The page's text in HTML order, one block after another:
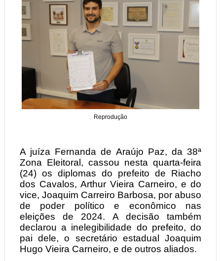
Reprodução
A juíza Fernanda de Araújo Paz, da 38ª
Zona Eleitoral, cassou nesta quarta-feira
(24) os diplomas do prefeito de Riacho
dos Cavalos, Arthur Vieira Carneiro, e do
vice, Joaquim Carreiro Barbosa, por abuso
de poder político e econômico nas
eleições de 2024. A decisão também
declarou a inelegibilidade do prefeito, do
pai dele, o secretário estadual Joaquim
Hugo Vieira Carneiro, e de outros aliados.